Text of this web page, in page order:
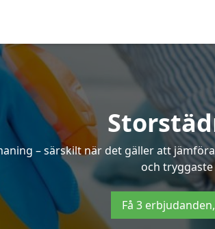
– särskilt när det gäller att
och
Få 3